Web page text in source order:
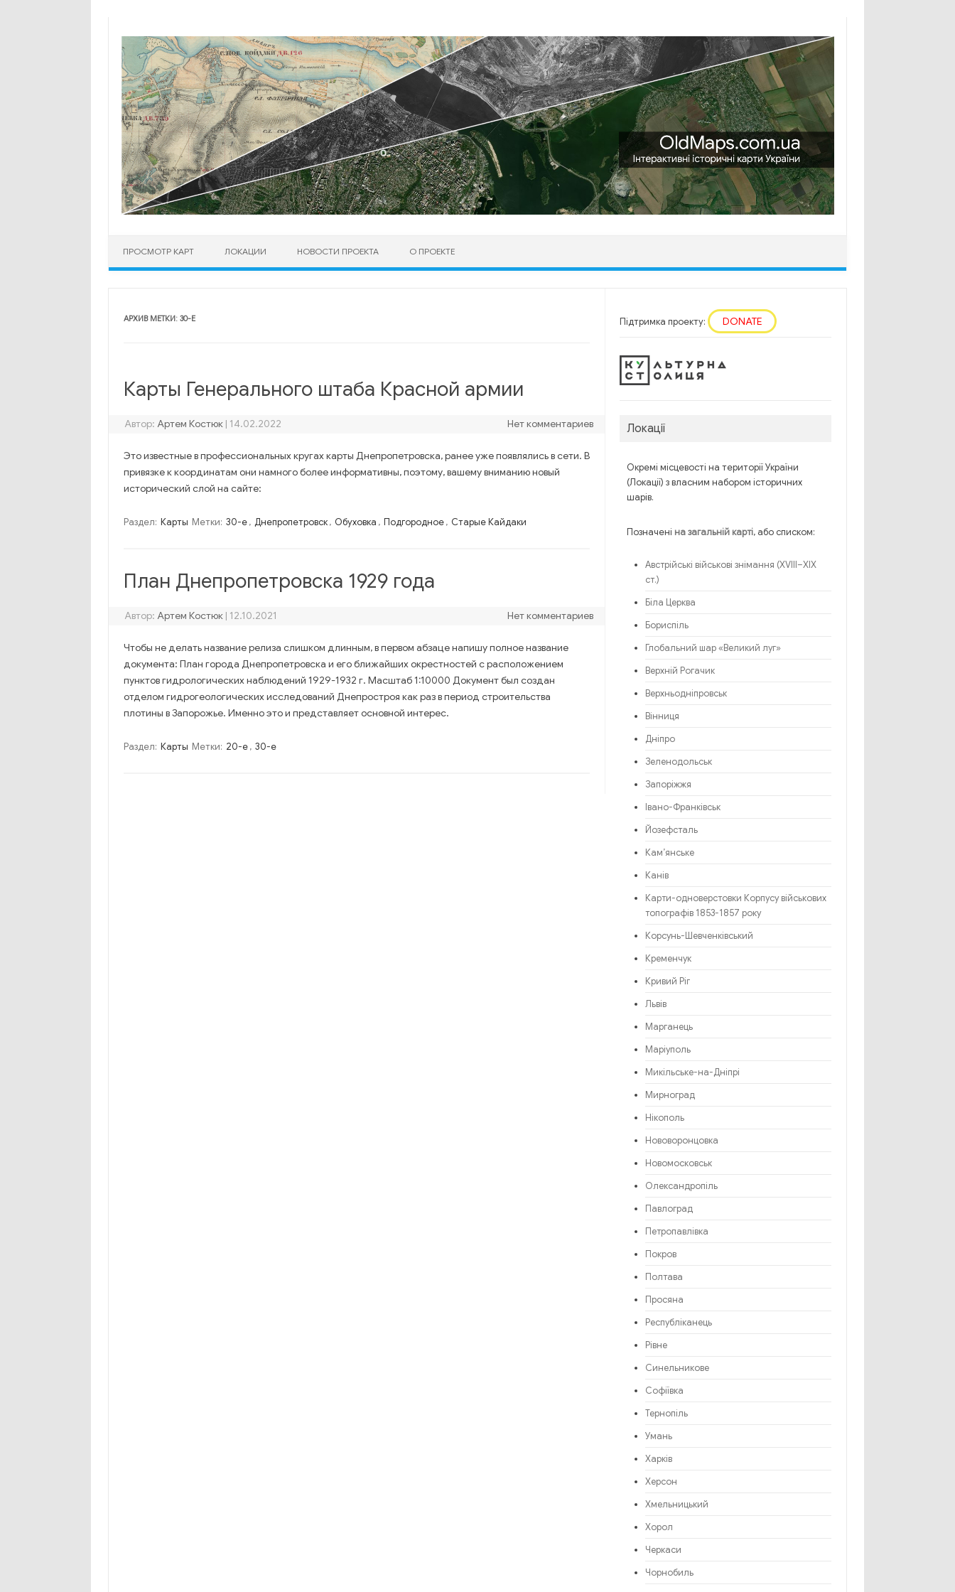
ПРОСМОТР КАРТ ЛОКАЦИИ НОВОСТИ ПРОЕКТА О ПРОЕКТЕ
АРХИВ МЕТКИ: 30-Е
Карты Генерального штаба Красной армии
Автор: Артем Костюк | 14.02.2022 Нет комментариев
Это известные в профессиональных кругах карты Днепропетровска, ранее уже появлялись в сети. В
привязке к координатам они намного более информативны, поэтому, вашему вниманию новый
исторический слой на сайте:
Раздел: Карты Метки: 30-е, Днепропетровск, Обуховка , Подгородное, Старые Кайдаки
План Днепропетровска 1929 года
Автор: Артем Костюк | 12.10.2021 Нет комментариев
Чтобы не делать название релиза слишком длинным, в первом абзаце напишу полное название
документа: План города Днепропетровска и его ближайших окрестностей с расположением
пунктов гидрологических наблюдений 1929-1932 г. Масштаб 1:10000 Документ был создан
отделом гидрогеологических исследований Днепростроя как раз в период строительства
плотины в Запорожье. Именно это и представляет основной интерес.
Раздел: Карты Метки: 20-е, 30-е
Підтримка проекту: DONATE
Локації
Окремі місцевості на території України
(Локації) з власним набором історичних
шарів.
Позначені на загальній карті, або списком:
Австрійські військові знімання (XVIII–XIX
ст.)
Біла Церква
Бориспіль
Глобальний шар «Великий луг»
Верхній Рогачик
Верхньодніпровськ
Вінниця
Дніпро
Зеленодольськ
Запоріжжя
Івано-Франківськ
Йозефсталь
Кам’янське
Канів
Карти-одноверстовки Корпусу військових
топографів 1853-1857 року
Корсунь-Шевченківський
Кременчук
Кривий Ріг
Львів
Марганець
Маріуполь
Микільське-на-Дніпрі
Мирноград
Нікополь
Нововоронцовка
Новомосковськ
Олександропіль
Павлоград
Петропавлівка
Покров
Полтава
Просяна
Республіканець
Рівне
Синельникове
Софіївка
Тернопіль
Умань
Харків
Херсон
Хмельницький
Хорол
Черкаси
Чорнобиль